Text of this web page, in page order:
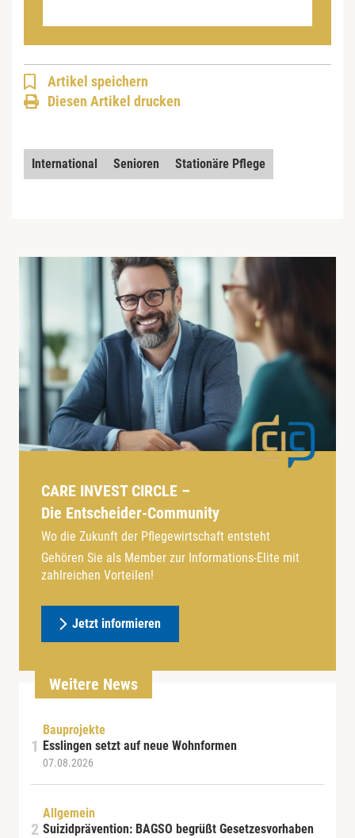
Artikel speichern
Diesen Artikel drucken
International Senioren Stationäre Pflege
CARE INVEST CIRCLE –
Die Entscheider-Community
Wo die Zukunft der Pflegewirtschaft entsteht
Gehören Sie als Member zur Informations-Elite mit
zahlreichen Vorteilen!
Jetzt informieren
Weitere News
Bauprojekte
Esslingen setzt auf neue Wohnformen
07.08.2026
Allgemein
Suizidprävention: BAGSO begrüßt Gesetzesvorhaben